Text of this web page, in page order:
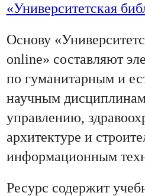
«Университетская
Основу
online» составляют
по гуманитарным и
научным
управлению,
архитектуре и
информационным
Ресурс содержит